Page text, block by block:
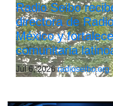
Radio Seibo
directora de
México y
comunitaria
Jul 6, 2026radioseibo.org